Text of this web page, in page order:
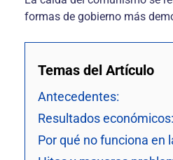
formas de gobierno más
Temas del Artículo
Antecedentes:
Resultados económicos:
Por qué no funciona en